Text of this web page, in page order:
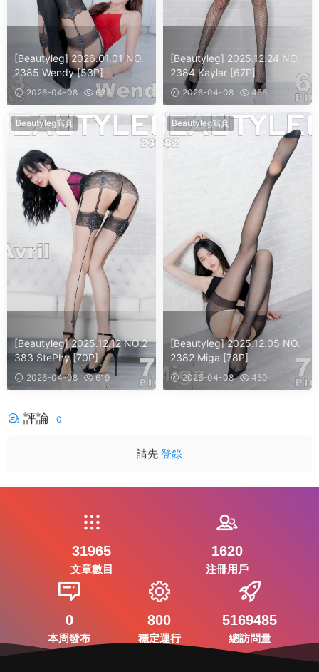
[Beautyleg] 2026.01.01 NO.
2385 Wendy [53P]
2026-04-08 638
[Beautyleg] 2025.12.24 NO.
2384 Kaylar [67P]
2026-04-08 456
Beautyleg寫真
[Beautyleg] 2025.12.12 NO.2
383 StePhy [70P]
2026-04-08 619
Beautyleg寫真
[Beautyleg] 2025.12.05 NO.
2382 Miga [78P]
2026-04-08 450
評論 0
請先 登錄
31965
文章數目
1620
注冊用戶
0
本周發布
800
穩定運行
5169485
總訪問量